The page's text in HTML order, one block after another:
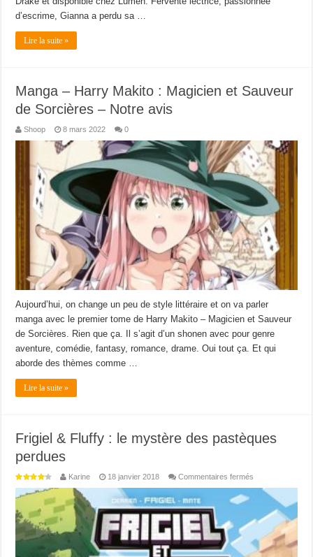
d’escrime, Gianna a perdu sa …
Lire la suite »
Manga – Harry Makito : Magicien et Sauveur
de Sorcières – Notre avis
Shoop 8 mars 2022 0
Aujourd’hui, on change un peu de style littéraire et on va parler
manga avec le premier tome de Harry Makito – Magicien et Sauveur
de Sorcières. Rien que ça. Il s’agit d’un shonen avec pour genre
aventure, comédie, fantasy, romance, drame. Oui tout ça. Et qui
aborde des thèmes comme …
Lire la suite »
Frigiel & Fluffy : le mystère des pastèques
perdues
Karine 18 janvier 2018 Commentaires fermés
le
mystère
des
pastèques
perdues